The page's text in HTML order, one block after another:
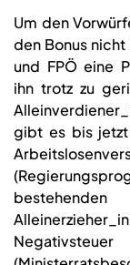
Um den
den Bonus
und FPÖ eine
ihn trotz zu
gibt es bis jetzt